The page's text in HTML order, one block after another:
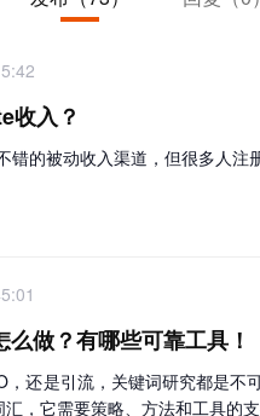
收入？
的被动收入渠道，但很多人
做？有哪些可靠工具！
还是引流，关键词研究都是
，它需要策略、方法和工具的支